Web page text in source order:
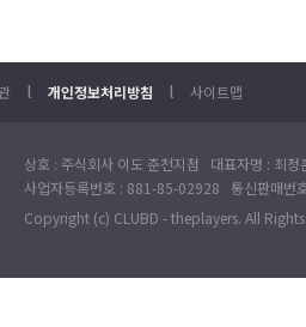
l 개인정보처리방침 l 사이트맵
상호 : 주식회사 이도 춘천지점 대표자명 : 최
사업자등록번호 : 881-85-02928 통신판매번
Copyright (c) CLUBD - theplayers. All